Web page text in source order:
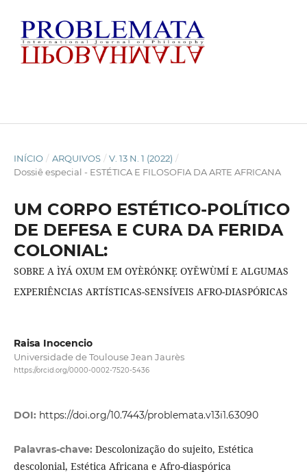
INÍCIO / ARQUIVOS / V. 13 N. 1 (2022) /
Dossiê especial - ESTÉTICA E FILOSOFIA DA ARTE AFRICANA
UM CORPO ESTÉTICO-POLÍTICO
DE DEFESA E CURA DA FERIDA
COLONIAL:
SOBRE A ÌYÁ OXUM EM OYÈRÓNKẸ OYĚWÙMÍ E ALGUMAS
EXPERIÊNCIAS ARTÍSTICAS-SENSÍVEIS AFRO-DIASPÓRICAS
Raisa Inocencio
Universidade de Toulouse Jean Jaurès
https://orcid.org/0000-0002-7520-5436
DOI: https://doi.org/10.7443/problemata.v13i1.63090
Palavras-chave: Descolonização do sujeito, Estética
descolonial, Estética Africana e Afro-diaspórica